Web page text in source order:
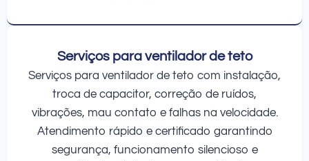
Serviços para ventilador de teto
Serviços para ventilador de teto com instalação,
troca de capacitor, correção de ruídos,
vibrações, mau contato e falhas na velocidade.
Atendimento rápido e certificado garantindo
segurança, funcionamento silencioso e